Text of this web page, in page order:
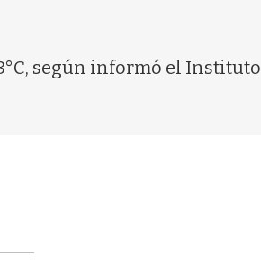
según informó el Instituto